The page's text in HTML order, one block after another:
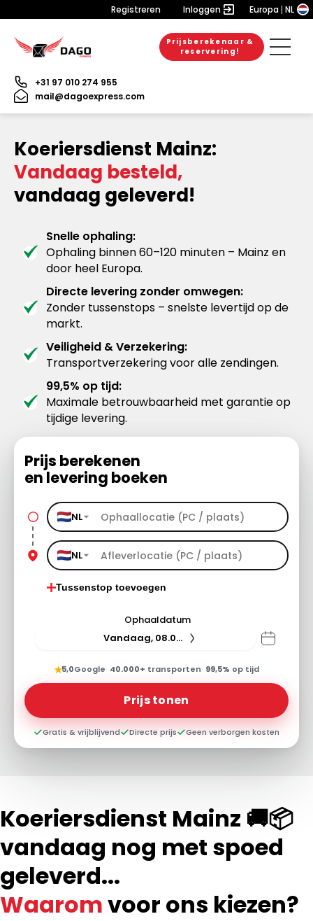
Registreren Inloggen Europa NL
Prijsberekenaar &
reservering!
+31 97 010 274 955
mail@dagoexpress.com
Koeriersdienst Mainz:
Vandaag besteld,
vandaag geleverd!
Snelle ophaling:
Ophaling binnen 60–120 minuten – Mainz en
door heel Europa.
Directe levering zonder omwegen:
Zonder tussenstops – snelste levertijd op de
markt.
Veiligheid & Verzekering:
Transportverzekering voor alle zendingen.
99,5% op tijd:
Maximale betrouwbaarheid met garantie op
tijdige levering.
Prijs berekenen
en levering boeken
NL
NL
Tussenstop toevoegen
Ophaaldatum
Vandaag, 08.08.26
★5,0Google· 40.000+ transporten· 99,5% op tijd
Prijs tonen
Gratis & vrijblijvend Directe prijs Geen verborgen kosten
Koeriersdienst Mainz 🚚📦
vandaag nog met spoed
geleverd...
Waaromvoor ons kiezen?